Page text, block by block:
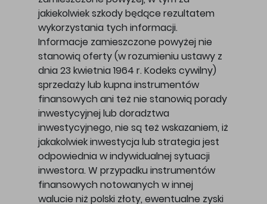
jakiekolwiek szkody będące rezultatem
wykorzystania tych informacji.
Informacje zamieszczone powyżej nie
stanowią oferty (w rozumieniu ustawy z
dnia 23 kwietnia 1964 r. Kodeks cywilny)
sprzedaży lub kupna instrumentów
finansowych ani też nie stanowią porady
inwestycyjnej lub doradztwa
inwestycyjnego, nie są też wskazaniem, iż
jakakolwiek inwestycja lub strategia jest
odpowiednia w indywidualnej sytuacji
inwestora. W przypadku instrumentów
finansowych notowanych w innej
walucie niż polski złoty, ewentualne zyski